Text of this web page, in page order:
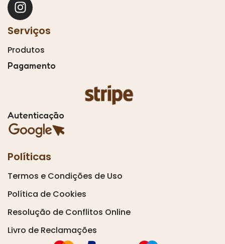
Serviços
Produtos
Pagamento
Autenticação
Políticas
Termos e Condições de Uso
Política de Cookies
Resolução de Conflitos Online
Livro de Reclamações